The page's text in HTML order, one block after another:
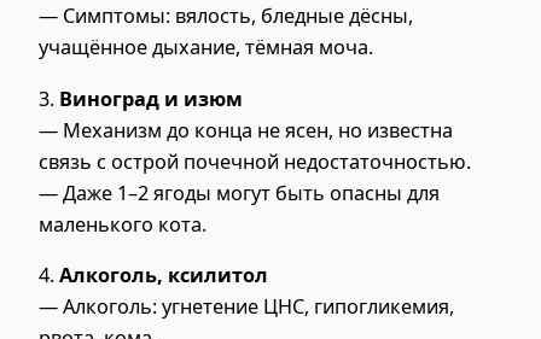
— Симптомы: вялость, бледные дёсны,
учащённое дыхание, тёмная моча.
3. Виноград и изюм
— Механизм до конца не ясен, но известна
связь с острой почечной недостаточностью.
— Даже 1–2 ягоды могут быть опасны для
маленького кота.
4.Алкоголь, ксилитол
— Алкоголь: угнетение ЦНС, гипогликемия,